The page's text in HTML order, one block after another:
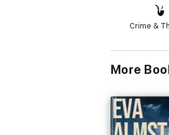
Crime &
More